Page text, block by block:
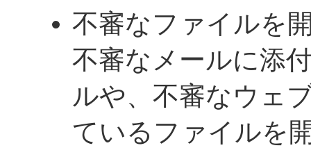
不審なファイルを
不審なメールに添
ルや、不審なウェ
ているファイルを